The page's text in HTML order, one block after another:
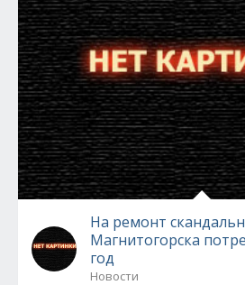
На ремонт
Магнитогорска
год
Новости